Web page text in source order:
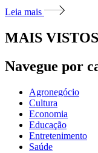
Leia mais
MAIS VISTOS
Navegue por
Agronegócio
Cultura
Economia
Educação
Entretenimento
Saúde